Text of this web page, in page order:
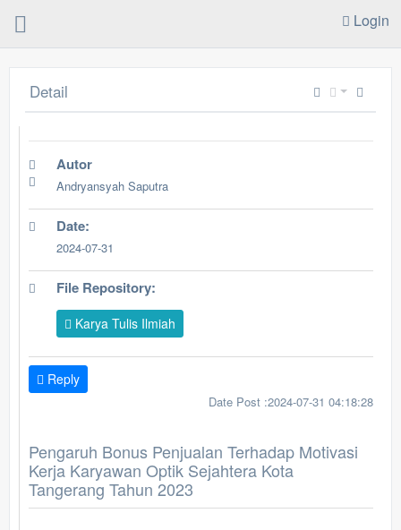
Login
Detail
Autor
Andryansyah Saputra
Date:
2024-07-31
File Repository:
Karya Tulis Ilmiah
Reply
Date Post :2024-07-31 04:18:28
Pengaruh Bonus Penjualan Terhadap Motivasi
Kerja Karyawan Optik Sejahtera Kota
Tangerang Tahun 2023